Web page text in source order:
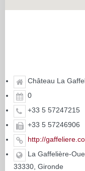
Château La
0
+33 5 57247215
+33 5 57246906
http://
La Gaffelière-
33330, Gironde